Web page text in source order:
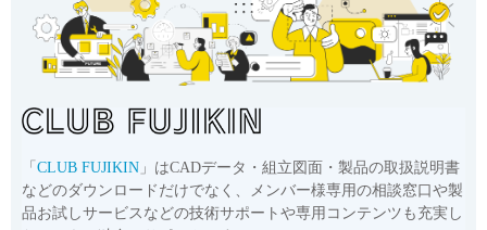
「 CLUB FUJIKIN 」はCADデータ・組立図面・製品の取扱説明書
などのダウンロードだけでなく、メンバー様専用の相談窓口や製
品お試しサービスなどの技術サポートや専用コンテンツも充実し